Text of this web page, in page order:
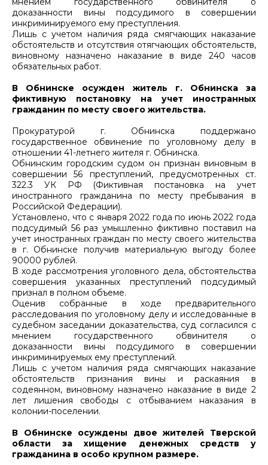
доказанности вины подсудимого в совершении
инкриминируемого ему преступления.
Лишь с учетом наличия ряда смягчающих наказание
обстоятельств и отсутствия отягчающих обстоятельств,
виновному назначено наказание в виде 240 часов
обязательных работ.
В Обнинске осужден житель г. Обнинска за
фиктивную постановку на учет иностранных
гражданин по месту своего жительства.
Прокуратурой г. Обнинска поддержано
государственное обвинение по уголовному делу в
отношении 41-летнего жителя г. Обнинска.
Обнинским городским судом он признан виновным в
совершении 56 преступлений, предусмотренных ст.
322.3 УК РФ (Фиктивная постановка на учет
иностранного гражданина по месту пребывания в
Российской Федерации).
Установлено, что с января 2022 года по июнь 2022 года
подсудимый 56 раз умышленно фиктивно поставил на
учет иностранных граждан по месту своего жительства
в г. Обнинске получив материальную выгоду более
90000 рублей.
В ходе рассмотрения уголовного дела, обстоятельства
совершения указанных преступлений подсудимый
признал в полном объеме.
Оценив собранные в ходе предварительного
расследования по уголовному делу и исследованные в
судебном заседании доказательства, суд согласился с
мнением государственного обвинителя о
доказанности вины подсудимого в совершении
инкриминируемых ему преступлений.
Лишь с учетом наличия ряда смягчающих наказание
обстоятельств признания вины и раскаяния в
содеянном, виновному назначено наказание в виде 2
лет лишения свободы с отбыванием наказания в
колонии-поселении.
В Обнинске осуждены двое жителей Тверской
области за хищение денежных средств у
гражданина в особо крупном размере.